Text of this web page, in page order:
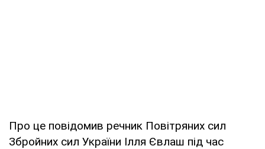
Про це повідомив речник Повітряних сил
Збройних сил України Ілля Євлаш під час